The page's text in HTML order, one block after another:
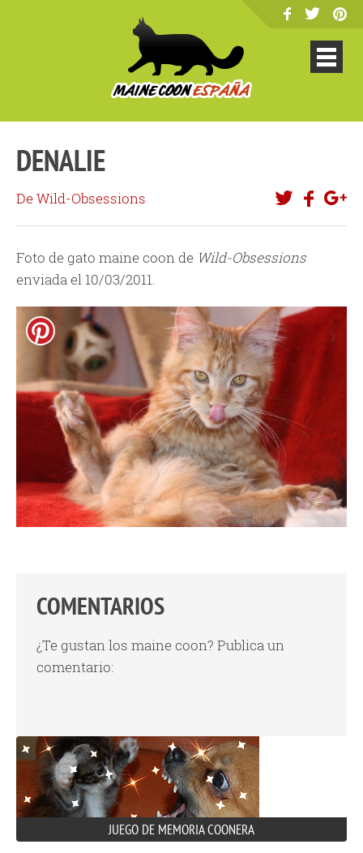
DENALIE
De Wild-Obsessions
Foto de gato maine coon de Wild-Obsessions
enviada el 10/03/2011.
COMENTARIOS
¿Te gustan los maine coon? Publica un
comentario:
JUEGO DE MEMORIA COONERA